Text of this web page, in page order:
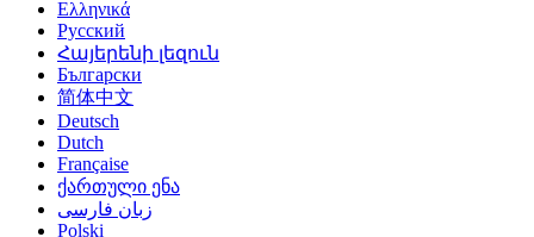
Ελληνικά
Русский
Հայերենի լեզուն
Български
简体中文
Deutsch
Dutch
Française
ქართული ენა
زبان فارسی
Polski